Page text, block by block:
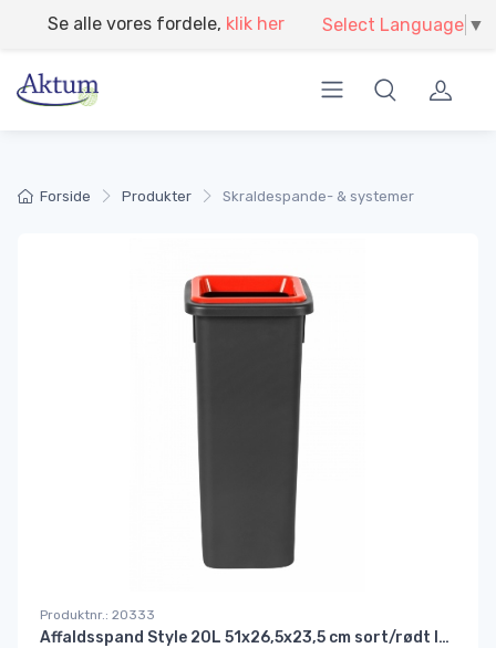
Select Language ▼
Modtag din egen miljørapport
Forside Produkter Skraldespande- & systemer
Produktnr.: 20333
Affaldsspand Style 20L 51x26,5x23,5 cm sort/rødt låg#